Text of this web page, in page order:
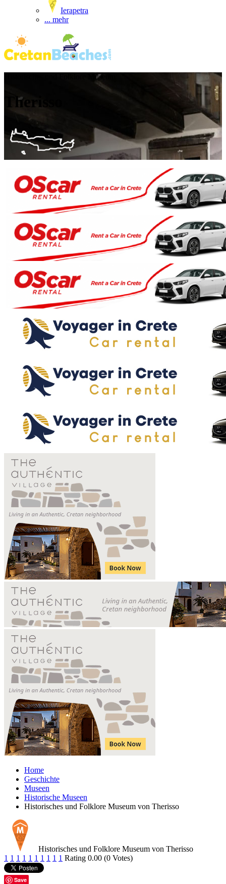
Ierapetra
... mehr
Historisches und Folklore Museum
Therisso
Home
Geschichte
Museen
Historische Museen
Historisches und Folklore Museum von Therisso
Historisches und Folklore Museum von Therisso
1 1 1 1 1 1 1 1 1 1 Rating 0.00 (0 Votes)
Save